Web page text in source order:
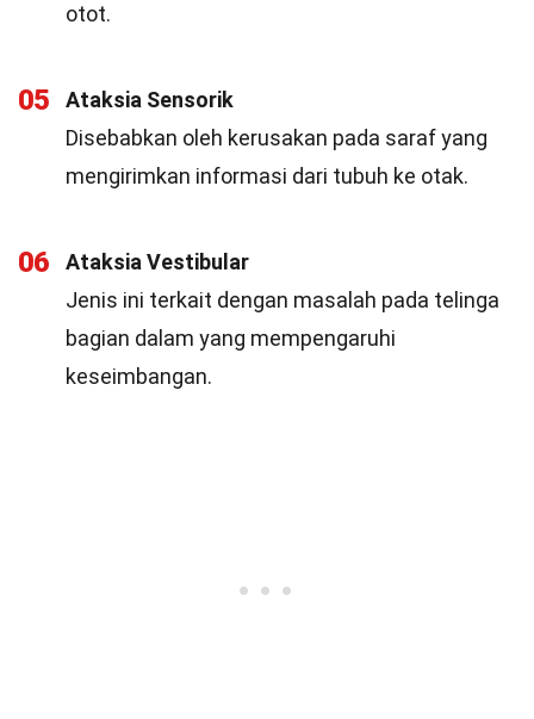
otot.
05
Ataksia Sensorik
Disebabkan oleh kerusakan pada saraf yang
mengirimkan informasi dari tubuh ke otak.
06
Ataksia Vestibular
Jenis ini terkait dengan masalah pada telinga
bagian dalam yang mempengaruhi
keseimbangan.